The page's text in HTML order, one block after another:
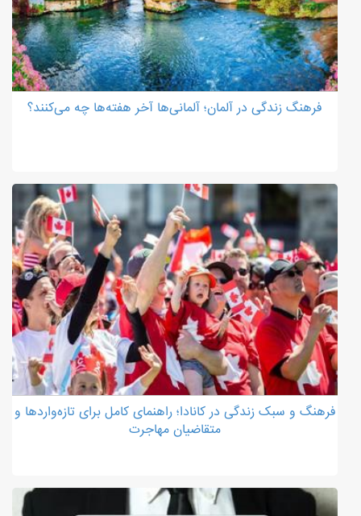
فرهنگ زندگی در آلمان؛ آلمانی‌ها آخر هفته‌ها چه می‌کنند؟
فرهنگ و سبک زندگی در کانادا؛ راهنمای کامل برای تازه‌واردها و
متقاضیان مهاجرت